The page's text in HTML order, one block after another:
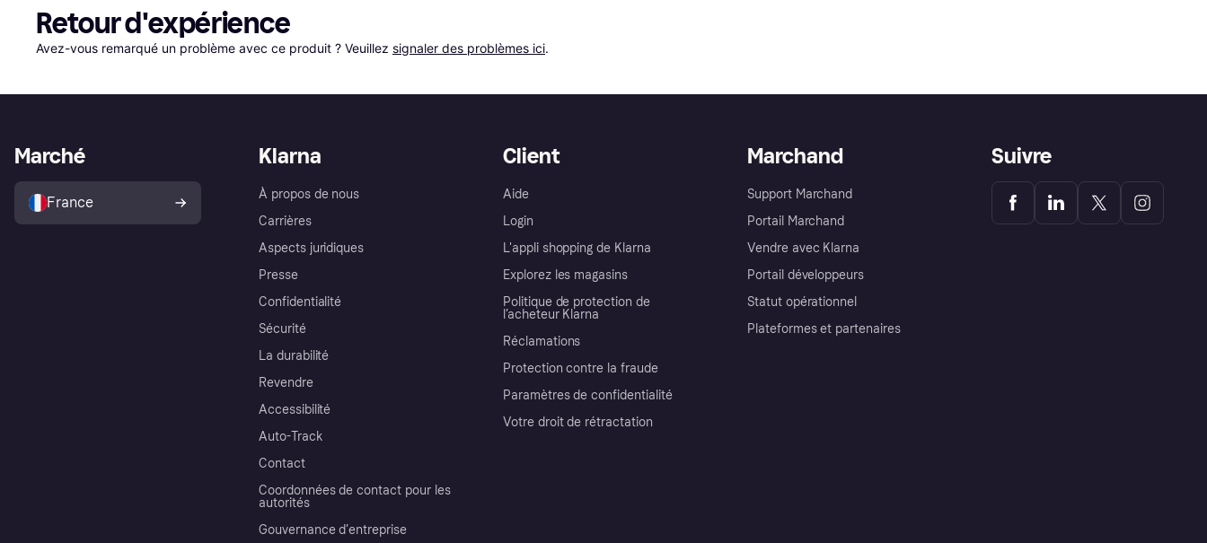
Retour d'expérience
Avez-vous remarqué un problème avec ce produit ? Veuillez signaler des problèmes ici.
Klarna
À propos de nous
Carrières
Aspects juridiques
Presse
Confidentialité
Sécurité
La durabilité
Revendre
Accessibilité
Auto-Track
Contact
Coordonnées de contact pour les
autorités
Gouvernance d’entreprise
Client
Aide
Login
L'appli shopping de Klarna
Explorez les magasins
Politique de protection de
l’acheteur Klarna
Réclamations
Protection contre la fraude
Paramètres de confidentialité
Votre droit de rétractation
Marchand
Support Marchand
Portail Marchand
Vendre avec Klarna
Portail développeurs
Statut opérationnel
Plateformes et partenaires
Marché
France
Suivre